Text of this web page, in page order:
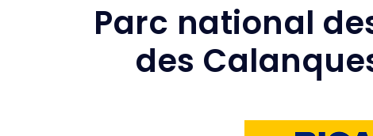
Parc national
des